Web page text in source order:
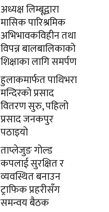
अध्यक्ष लिम्बूद्वारा
मासिक पारिश्रमिक
अभिभावकविहीन तथा
विपन्न बालबालिकाको
शिक्षाका लागि समर्पण
हुलाकमार्फत पाथिभरा
मन्दिरको प्रसाद
वितरण सुरु, पहिलो
प्रसाद जनकपुर
पठाइयो
ताप्लेजुङ गोल्ड
कपलाई सुरक्षित र
व्यवस्थित बनाउन
ट्राफिक प्रहरीसँग
समन्वय बैठक